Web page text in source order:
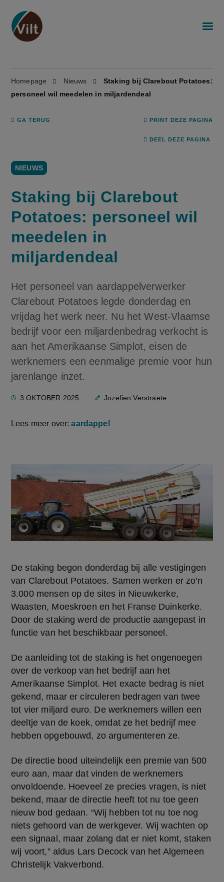
Homepage Nieuws
Staking bij Clarebout Potatoes:
personeel wil meedelen in miljardendeal
GA TERUG PRINT DEZE PAGINA
DEEL DEZE PAGINA
NIEUWS
Staking bij Clarebout
Potatoes: personeel wil
meedelen in
miljardendeal
Het personeel van aardappelverwerker
Clarebout Potatoes legde donderdag en
vrijdag het werk neer. Nu het West-Vlaamse
bedrijf voor een miljardenbedrag verkocht is
aan het Amerikaanse Simplot, eisen de
werknemers een eenmalige premie voor hun
jarenlange inzet.
3 OKTOBER 2025 Jozefien Verstraete
Lees meer over:aardappel
De staking begon donderdag bij alle vestigingen
van Clarebout Potatoes. Samen werken er zo’n
3.000 mensen op de sites in Nieuwkerke,
Waasten, Moeskroen en het Franse Duinkerke.
Door de staking werd de productie aangepast in
functie van het beschikbaar personeel.
De aanleiding tot de staking is het ongenoegen
over de verkoop van het bedrijf aan het
Amerikaanse Simplot. Het exacte bedrag is niet
gekend, maar er circuleren bedragen van twee
tot vier miljard euro. De werknemers willen een
deeltje van de koek, omdat ze het bedrijf mee
hebben opgebouwd, zo argumenteren ze.
De directie bood uiteindelijk een premie van 500
euro aan, maar dat vinden de werknemers
onvoldoende. Hoeveel ze precies vragen, is niet
bekend, maar de directie heeft tot nu toe geen
nieuw bod gedaan. “Wij hebben tot nu toe nog
niets gehoord van de werkgever. Wij wachten op
een signaal, maar zolang dat er niet komt, staken
wij voort,” aldus Lars Decock van het Algemeen
Christelijk Vakverbond.